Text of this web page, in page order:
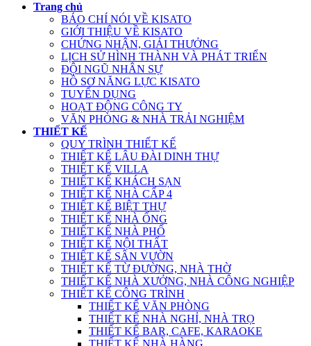
Trang chủ
BÁO CHÍ NÓI VỀ KISATO
GIỚI THIỆU VỀ KISATO
CHỨNG NHẬN, GIẢI THƯỞNG
LỊCH SỬ HÌNH THÀNH VÀ PHÁT TRIỂN
ĐỘI NGŨ NHÂN SỰ
HỒ SƠ NĂNG LỰC KISATO
TUYỂN DỤNG
HOẠT ĐỘNG CÔNG TY
VĂN PHÒNG & NHÀ TRẢI NGHIỆM
THIẾT KẾ
QUY TRÌNH THIẾT KẾ
THIẾT KẾ LÂU ĐÀI DINH THỰ
THIẾT KẾ VILLA
THIẾT KẾ KHÁCH SẠN
THIẾT KẾ NHÀ CẤP 4
THIẾT KẾ BIỆT THỰ
THIẾT KẾ NHÀ ỐNG
THIẾT KẾ NHÀ PHỐ
THIẾT KẾ NỘI THẤT
THIẾT KẾ SÂN VƯỜN
THIẾT KẾ TỪ ĐƯỜNG, NHÀ THỜ
THIẾT KẾ NHÀ XƯỞNG, NHÀ CÔNG NGHIỆP
THIẾT KẾ CÔNG TRÌNH
THIẾT KẾ VĂN PHÒNG
THIẾT KẾ NHÀ NGHỈ, NHÀ TRỌ
THIẾT KẾ BAR, CAFE, KARAOKE
THIẾT KẾ NHÀ HÀNG